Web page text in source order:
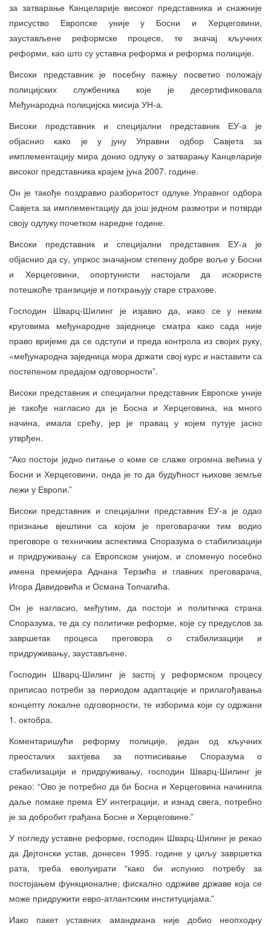
за затварање Канцеларије високог представника и снажније
присуство Европске уније у Босни и Херцеговини,
заустављене реформске процесе, те значај кључних
реформи, као што су уставна реформа и реформа полиције.
Високи представник је посебну пажњу посветио положају
полицијских службеника које је десертификовала
Међународна полицијска мисија УН-а.
Високи представник и специјални представник ЕУ-а је
објаснио како је у јуну Управни одбор Савјета за
имплементацију мира донио одлуку о затварању Канцеларије
високог представника крајем јуна 2007. године.
Он је такође поздравио разборитост одлуке Управног одбора
Савјета за имплементацију да још једном размотри и потврди
своју одлуку почетком наредне године.
Високи представник и специјални представник ЕУ-а је
објаснио да су, упркос значајном степену добре воље у Босни
и Херцеговини, опортунисти настојали да искористе
потешкоће транзиције и потхрањују старе страхове.
Господин Шварц-Шилинг је изјавио да, иако се у неким
круговима међународне заједнице сматра како сада није
право вријеме да се одступи и преда контрола из својих руку,
«међународна заједница мора држати свој курс и наставити са
постепеном предајом одговорности”.
Високи представник и специјални представник Европске уније
је такође нагласио да је Босна и Херцеговина, на много
начина, имала срећу, јер је правац у којем путује јасно
утврђен.
“Ако постоји једно питање о коме се слаже огромна већина у
Босни и Херцеговини, онда је то да будућност њихове земље
лежи у Европи.”
Високи представник и специјални представник ЕУ-а је одао
признање вјештини са којом је преговарачки тим водио
преговоре о техничким аспектима Споразума о стабилизацији
и придруживању са Европском унијом, и споменуо посебно
имена премијера Аднана Терзића и главних преговарача,
Игора Давидовића и Османа Топчагића.
Он је нагласио, међутим, да постоји и политичка страна
Споразума, те да су политичке реформе, које су предуслов за
завршетак процеса преговора о стабилизацији и
придруживању, заустављене.
Господин Шварц-Шилинг је застој у реформском процесу
приписао потреби за периодом адаптације и прилагођавања
концепту локалне одговорности, те изборима који су одржани
1. октобра.
Коментаришући реформу полиције, један од кључних
преосталих захтјева за потписивање Споразума о
стабилизацији и придруживању, господин Шварц-Шилинг је
рекао: “Ово је потребно да би Босна и Херцеговина начинила
даље помаке према ЕУ интеграцији, и изнад свега, потребно
је за добробит грађана Босне и Херцеговине.”
У погледу уставне реформе, господин Шварц-Шилинг је рекао
да Дејтонски устав, донесен 1995. године у циљу завршетка
рата, треба еволуирати “како би испунио потребу за
постојањем функционалне, фискално одрживе државе која се
може придружити евро-атлантским институцијама.”
Иако пакет уставних амандмана није добио неопходну